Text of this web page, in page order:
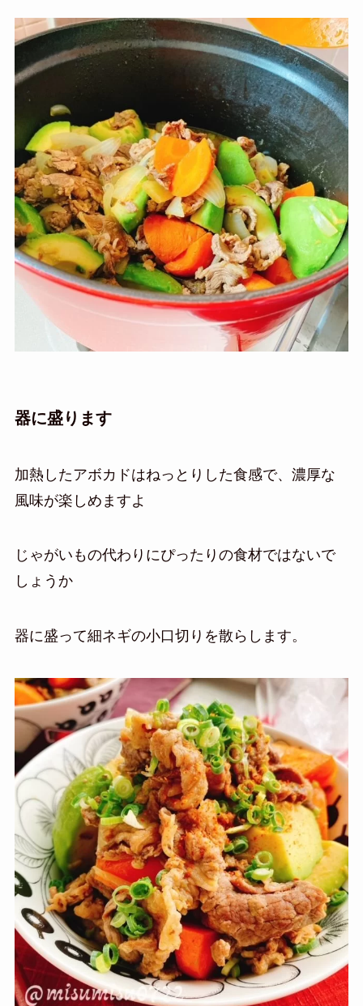
器に盛ります
加熱したアボカドはねっとりした食感で、濃厚な
風味が楽しめますよ
じゃがいもの代わりにぴったりの食材ではないで
しょうか
器に盛って細ネギの小口切りを散らします。